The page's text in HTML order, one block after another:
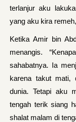
terlanjur aku
yang aku kira
Ketika Amir bin
menangis.
sahabatnya. Ia
karena takut mati,
dunia. Tetapi aku
tengah terik siang
shalat malam di